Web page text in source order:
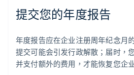
提交您的年度报告
年度报告应在企业注册周年纪念月
提交可能会引发行政解散；届时，
并支付额外的费用，才能恢复您企